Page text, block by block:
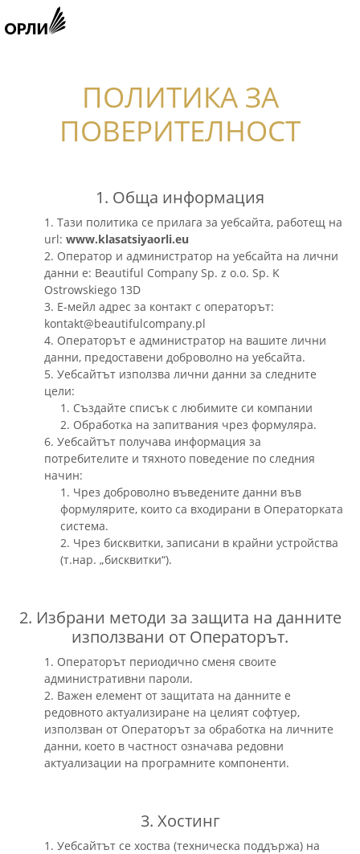
ПОЛИТИКА ЗА
ПОВЕРИТЕЛНОСТ
1. Обща информация
1. Тази политика се прилага за уебсайта, работещ на
url: www.klasatsiyaorli.eu
2. Оператор и администратор на уебсайта на лични
данни е: Beautiful Company Sp. z o.o. Sp. K
Ostrowskiego 13D
3. Е-мейл адрес за контакт с операторът:
kontakt@beautifulcompany.pl
4. Операторът е администратор на вашите лични
данни, предоставени доброволно на уебсайта.
5. Уебсайтът използва лични данни за следните
цели:
1. Създайте списък с любимите си компании
2. Обработка на запитвания чрез формуляра.
6. Уебсайтът получава информация за
потребителите и тяхното поведение по следния
начин:
1. Чрез доброволно въведените данни във
формулярите, които са входирани в Операторката
система.
2. Чрез бисквитки, записани в крайни устройства
(т.нар. „бисквитки“).
2. Избрани методи за защита на данните
използвани от Операторът.
1. Операторът периодично сменя своите
административни пароли.
2. Важен елемент от защитата на данните е
редовното актуализиране на целият софтуер,
използван от Операторът за обработка на личните
данни, което в частност означава редовни
актуализации на програмните компоненти.
3. Хостинг
1. Уебсайтът се хоства (техническa поддържа) на